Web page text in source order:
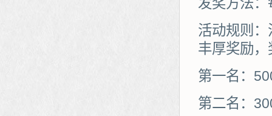
活动规则
丰厚奖励
第一名：
第二名：